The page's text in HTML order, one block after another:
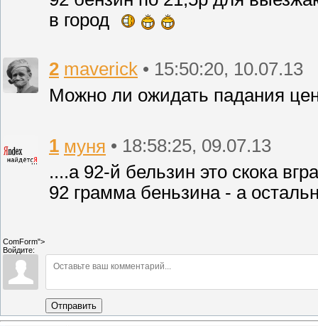
в город
2 maverick • 15:50:20, 10.07.13
Можно ли ожидать падания
1 муня • 18:58:25, 09.07.13
....а 92-й бельзин это скока
92 грамма беньзина - а
ComForm">
Войдите:
Отправить